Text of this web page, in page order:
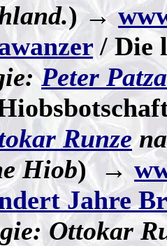
) →
/ Die
Peter
Runze
Hiob) →
Jahre
Ottokar